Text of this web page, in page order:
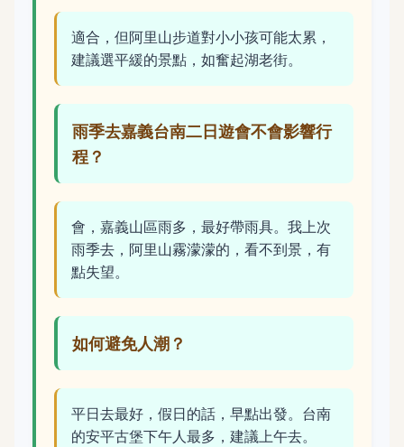
適合，但阿里山步道對小小孩可能太累，
建議選平緩的景點，如奮起湖老街。
雨季去嘉義台南二日遊會不會影響行
程？
會，嘉義山區雨多，最好帶雨具。我上次
雨季去，阿里山霧濛濛的，看不到景，有
點失望。
如何避免人潮？
平日去最好，假日的話，早點出發。台南
的安平古堡下午人最多，建議上午去。